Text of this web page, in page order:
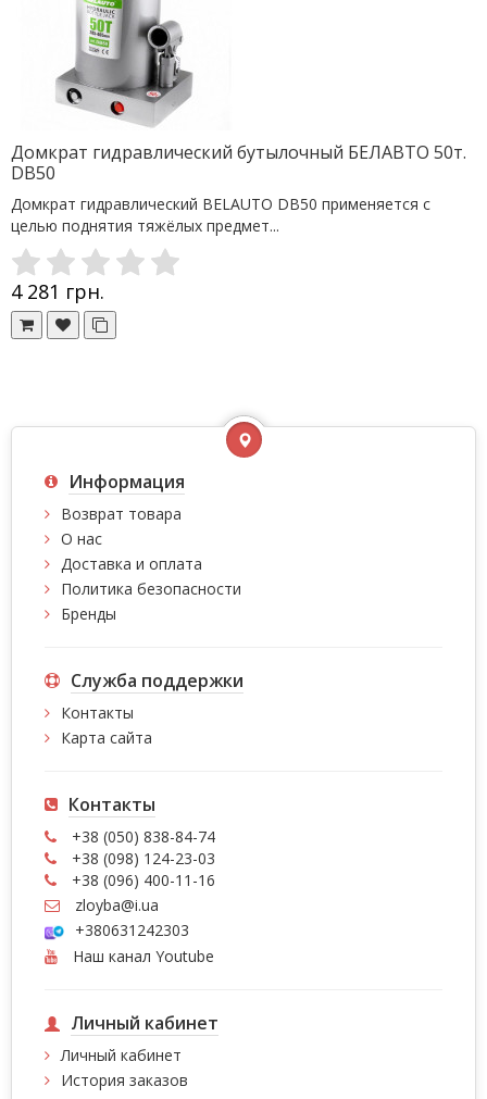
Домкрат гидравлический бутылочный БЕЛАВТО 50т.
DB50
Домкрат гидравлический BELAUTO DB50 применяется с
целью поднятия тяжёлых предмет...
4 281 грн.
Информация
Возврат товара
О нас
Доставка и оплата
Политика безопасности
Бренды
Служба поддержки
Контакты
Карта сайта
Контакты
+38 (050) 838-84-74
+38 (098) 124-23-03
+38 (096) 400-11-16
zloyba@i.ua
+380631242303
Наш канал Youtube
Личный кабинет
Личный кабинет
История заказов